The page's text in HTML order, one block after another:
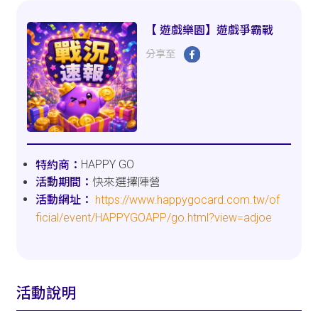
【 遊戲樂園】遊戲爭霸戰
分享至
HAPPY GO
快來選擇陣營
https://www.happygocard.com.tw/of
ficial/event/HAPPYGOAPP/go.html?view=adjoe
活動說明